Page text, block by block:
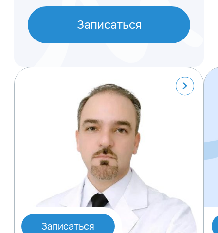
Записаться
Записаться